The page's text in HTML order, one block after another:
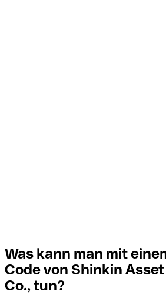
Was kann man mit
Code von Shinkin
Co., tun?